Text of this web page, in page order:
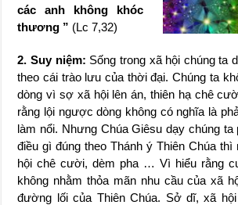
các anh không khóc
thương ” (Lc 7,32)
2. Suy niệm: Sống trong xã hội chúng ta
theo cái trào lưu của thời đại. Chúng ta
dòng vì sợ xã hội lên án, thiên hạ chê
rằng lội ngược dòng không có nghĩa là
làm nổi. Nhưng Chúa Giêsu dạy chúng ta
điều gì đúng theo Thánh ý Thiên Chúa thì
hội chê cười, dèm pha … Vì hiểu rằng
không nhằm thỏa mãn nhu cầu của xã
đường lối của Thiên Chúa. Sở dĩ, xã